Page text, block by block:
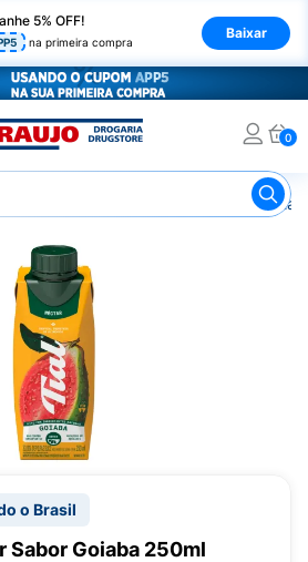
5% OFF!
na primeira compra
Baixar
0
Suco Tial
o Brasil
Sabor Goiaba 250ml